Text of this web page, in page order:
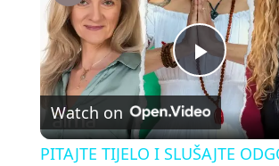
P
l
Watch on
PITAJTE TIJELO I SLUŠAJTE